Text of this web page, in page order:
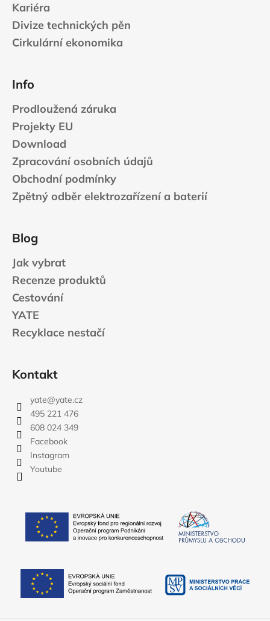
Kariéra
Divize technických pěn
Cirkulární ekonomika
Info
Prodloužená záruka
Projekty EU
Download
Zpracování osobních údajů
Obchodní podmínky
Zpětný odběr elektrozařízení a baterií
Blog
Jak vybrat
Recenze produktů
Cestování
YATE
Recyklace nestačí
Kontakt
yate@yate.cz
495 221 476
608 024 349
Facebook
Instagram
Youtube